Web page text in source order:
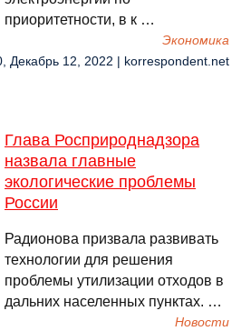
приоритетности, в к …
Экономика
Декабрь 12, 2022 | korrespondent.net
Глава Росприроднадзора
назвала главные
экологические проблемы
России
Радионова призвала развивать
технологии для решения
проблемы утилизации отходов в
дальних населенных пунктах. …
Новости